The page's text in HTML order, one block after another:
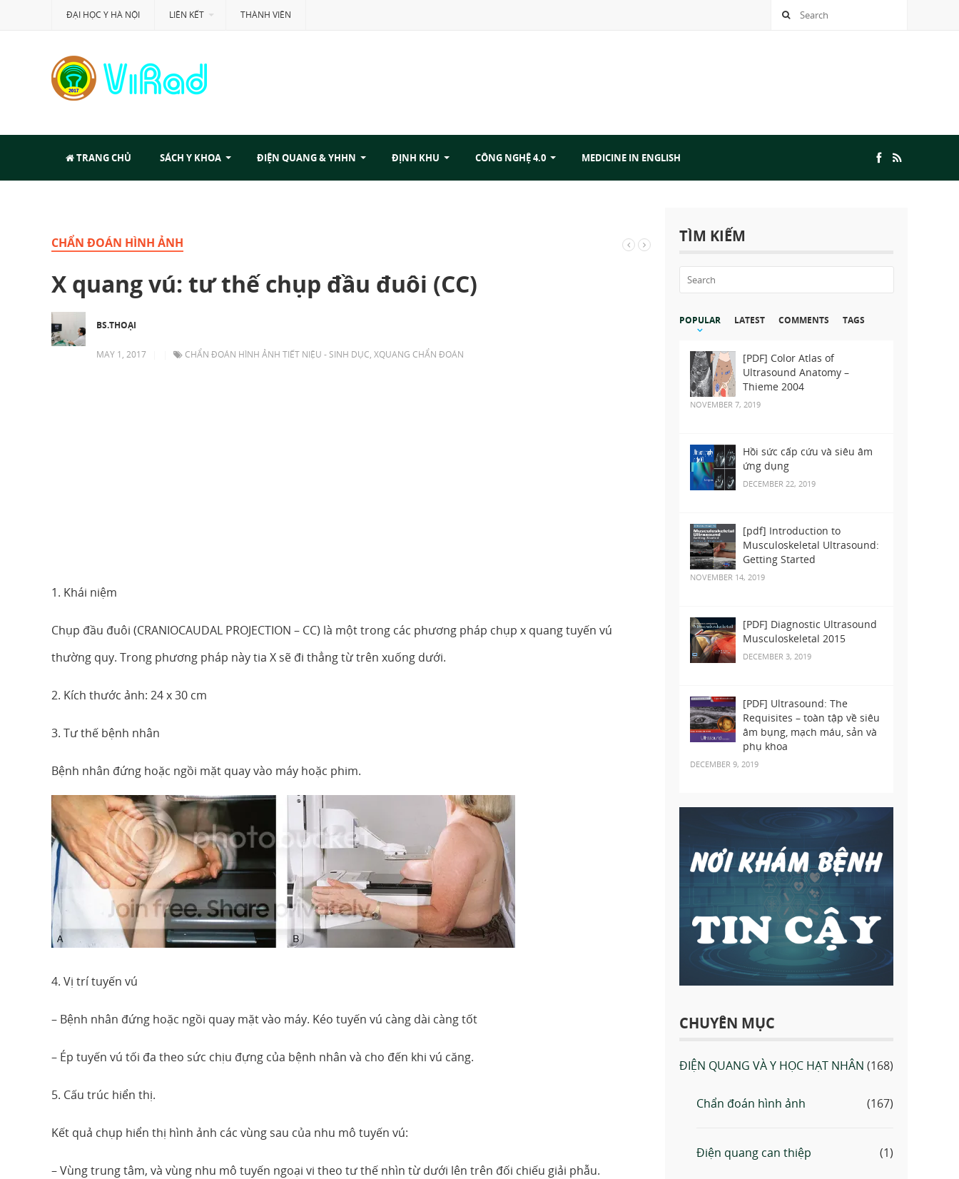
ĐẠI HỌC Y HÀ NỘI LIÊN KẾT THÀNH VIÊN
TRANG CHỦ SÁCH Y KHOA ĐIỆN QUANG & YHHN ĐỊNH KHU CÔNG NGHỆ 4.0 MEDICINE IN ENGLISH
CHẨN ĐOÁN HÌNH ẢNH
X quang vú: tư thế chụp đầu đuôi (CC)
BS.THOẠI
MAY 1, 2017 CHẨN ĐOÁN HÌNH ẢNH TIẾT NIỆU - SINH DỤC, XQUANG CHẨN ĐOÁN
1. Khái niệm
Chụp đầu đuôi (CRANIOCAUDAL PROJECTION – CC) là một trong các phương pháp chụp x quang tuyến vú
thường quy. Trong phương pháp này tia X sẽ đi thẳng từ trên xuống dưới.
2. Kích thước ảnh: 24 x 30 cm
3. Tư thế bệnh nhân
Bệnh nhân đứng hoặc ngồi mặt quay vào máy hoặc phim.
4. Vị trí tuyến vú
– Bệnh nhân đứng hoặc ngồi quay mặt vào máy. Kéo tuyến vú càng dài càng tốt
– Ép tuyến vú tối đa theo sức chịu đựng của bệnh nhân và cho đến khi vú căng.
5. Cấu trúc hiển thị.
Kết quả chụp hiển thị hình ảnh các vùng sau của nhu mô tuyến vú:
– Vùng trung tâm, và vùng nhu mô tuyến ngoại vi theo tư thế nhìn từ dưới lên trên đối chiếu giải phẫu.
TÌM KIẾM
POPULAR LATEST COMMENTS TAGS
[PDF] Color Atlas of
Ultrasound Anatomy –
Thieme 2004
NOVEMBER 7, 2019
Hồi sức cấp cứu và siêu âm
ứng dụng
DECEMBER 22, 2019
[pdf] Introduction to
Musculoskeletal Ultrasound:
Getting Started
NOVEMBER 14, 2019
[PDF] Diagnostic Ultrasound
Musculoskeletal 2015
DECEMBER 3, 2019
[PDF] Ultrasound: The
Requisites – toàn tập về siêu
âm bụng, mạch máu, sản và
phụ khoa
DECEMBER 9, 2019
CHUYÊN MỤC
ĐIỆN QUANG VÀ Y HỌC HẠT NHÂN (168)
Chẩn đoán hình ảnh (167)
Điện quang can thiệp (1)